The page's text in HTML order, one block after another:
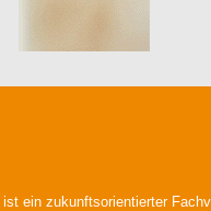
ist ein zukunftsorientierter